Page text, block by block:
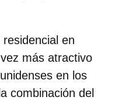
en
más atractivo
en los
combinación del